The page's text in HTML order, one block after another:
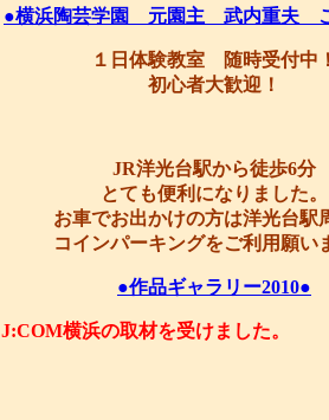
●横浜陶芸学園 元園主 武内重夫
１日体験教室 随時受付中
初心者大歓迎！
JR洋光台駅から徒歩6分
とても便利になりました。
お車でお出かけの方は洋光台駅
コインパーキングをご利用願い
●作品ギャラリー2010●
J:COM横浜の取材を受け